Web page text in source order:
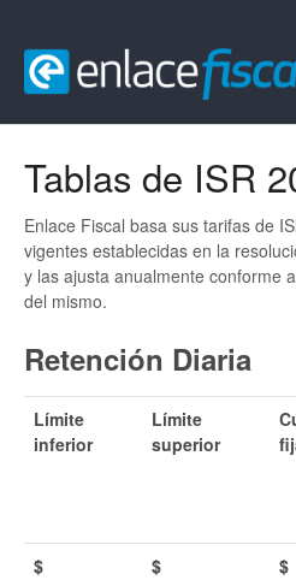
CFDi
Tablas de ISR
Enlace Fiscal basa sus tarifas de
vigentes establecidas en la
y las ajusta anualmente conforme
del mismo.
Retención Diaria
Límite
inferior
Límite
superior
$
$ $